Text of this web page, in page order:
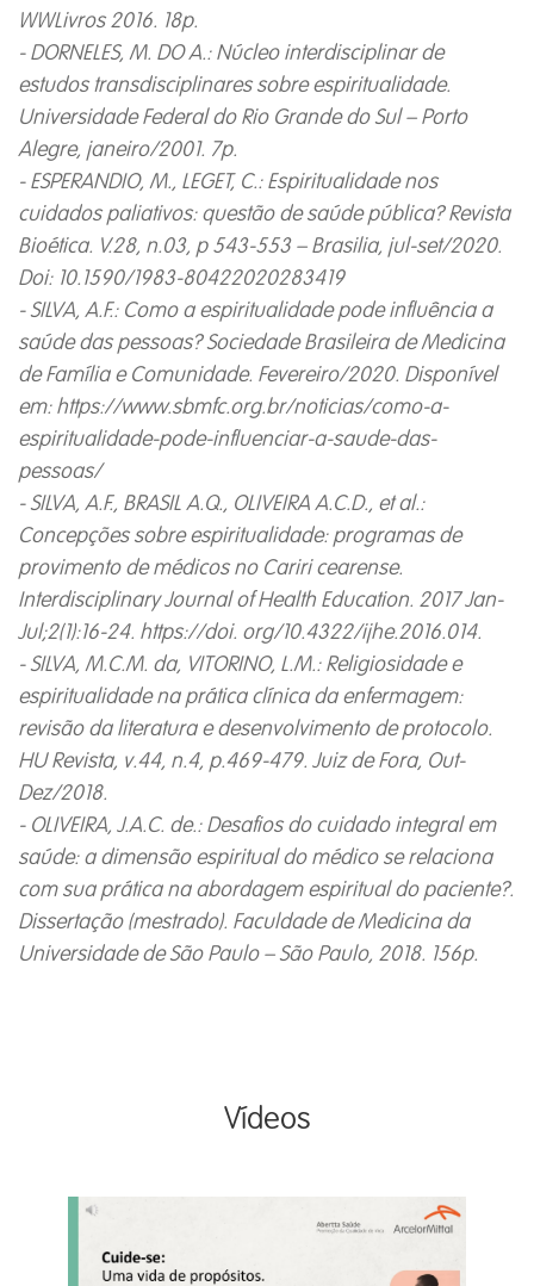
WWLivros 2016. 18p.
- DORNELES, M. DO A.: Núcleo interdisciplinar de
estudos transdisciplinares sobre espiritualidade.
Universidade Federal do Rio Grande do Sul – Porto
Alegre, janeiro/2001. 7p.
- ESPERANDIO, M., LEGET, C.: Espiritualidade nos
cuidados paliativos: questão de saúde pública? Revista
Bioética. V.28, n.03, p 543-553 – Brasilia, jul-set/2020.
Doi: 10.1590/1983-80422020283419
- SILVA, A.F.: Como a espiritualidade pode influência a
saúde das pessoas? Sociedade Brasileira de Medicina
de Família e Comunidade. Fevereiro/2020. Disponível
em: https://www.sbmfc.org.br/noticias/como-a-
espiritualidade-pode-influenciar-a-saude-das-
pessoas/
- SILVA, A.F., BRASIL A.Q., OLIVEIRA A.C.D., et al.:
Concepções sobre espiritualidade: programas de
provimento de médicos no Cariri cearense.
Interdisciplinary Journal of Health Education. 2017 Jan-
Jul;2(1):16-24. https://doi. org/10.4322/ijhe.2016.014.
- SILVA, M.C.M. da, VITORINO, L.M.: Religiosidade e
espiritualidade na prática clínica da enfermagem:
revisão da literatura e desenvolvimento de protocolo.
HU Revista, v.44, n.4, p.469-479. Juiz de Fora, Out-
Dez/2018.
- OLIVEIRA, J.A.C. de.: Desafios do cuidado integral em
saúde: a dimensão espiritual do médico se relaciona
com sua prática na abordagem espiritual do paciente?.
Dissertação (mestrado). Faculdade de Medicina da
Universidade de São Paulo – São Paulo, 2018. 156p.
Vídeos